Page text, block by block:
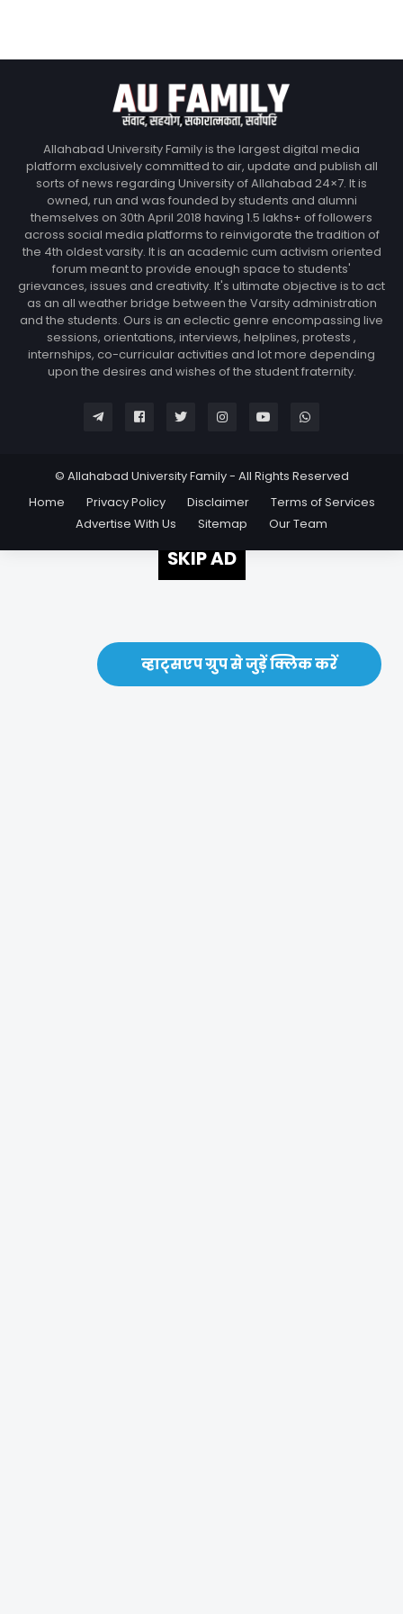
व्हाट्सएप ग्रुप से जुड़ें क्लिक करें
Allahabad University Family is the largest digital media
platform exclusively committed to air, update and publish all
sorts of news regarding University of Allahabad 24×7. It is
owned, run and was founded by students and alumni
themselves on 30th April 2018 having 1.5 lakhs+ of followers
across social media platforms to reinvigorate the tradition of
the 4th oldest varsity. It is an academic cum activism oriented
forum meant to provide enough space to students'
grievances, issues and creativity. It's ultimate objective is to act
as an all weather bridge between the Varsity administration
and the students. Ours is an eclectic genre encompassing live
sessions, orientations, interviews, helplines, protests ,
internships, co-curricular activities and lot more depending
upon the desires and wishes of the student fraternity.
© Allahabad University Family - All Rights Reserved
Home
Privacy Policy Disclaimer
Terms of Services
Advertise With Us
Sitemap Our Team
SKIP AD